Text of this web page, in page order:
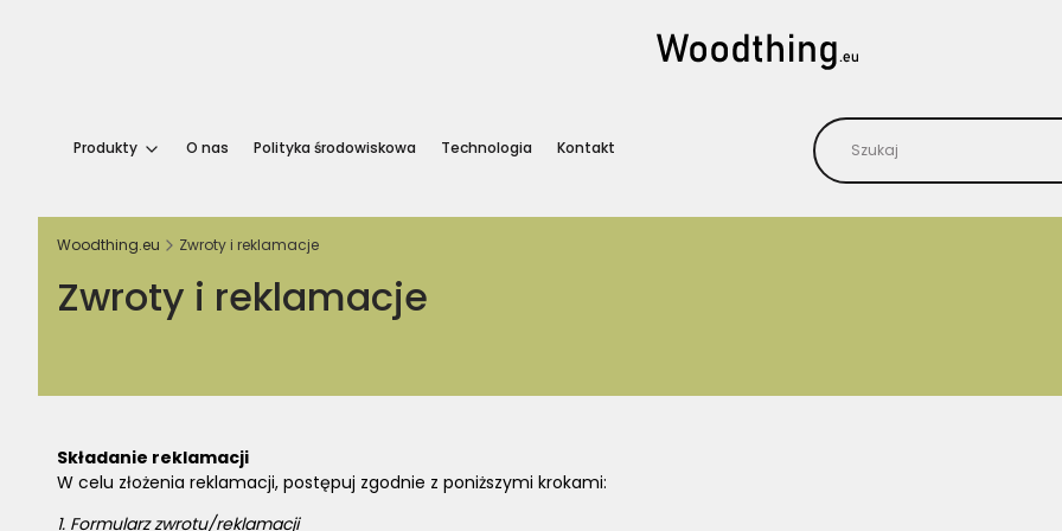
Produkty O nas Polityka środowiskowa Technologia Kontakt
Woodthing.eu Zwroty i reklamacje
Zwroty i reklamacje
Składanie reklamacji
W celu złożenia reklamacji, postępuj zgodnie z poniższymi krokami:
1. Formularz zwrotu/reklamacji